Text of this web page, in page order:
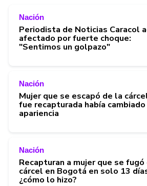
Nación
Periodista de Noticias Caracol
afectado por fuerte choque:
"Sentimos un golpazo"
Nación
Mujer que se escapó de la
fue recapturada había cambiado
apariencia
Nación
Recapturan a mujer que se fugó
cárcel en Bogotá en solo 13
¿cómo lo hizo?